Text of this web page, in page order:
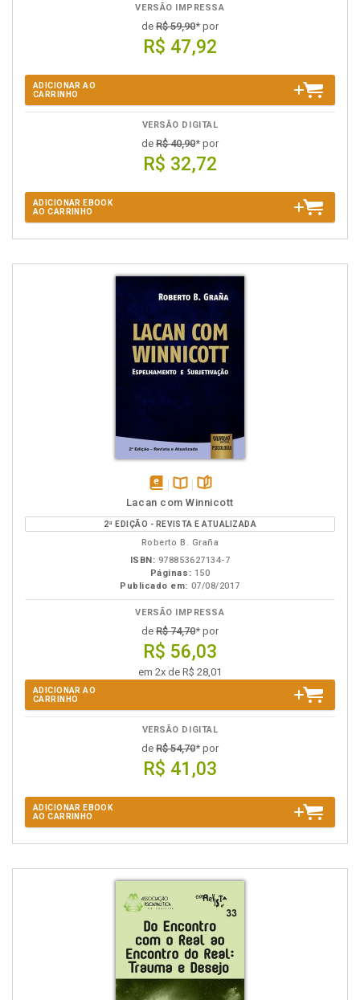
VERSÃO IMPRESSA
de R$ 59,90* por
R$ 47,92
ADICIONAR AO
CARRINHO
VERSÃO DIGITAL
de R$ 40,90* por
R$ 32,72
ADICIONAR EBOOK
AO CARRINHO
disponível
em
eBook
Disponível
na
B.V.
páginas
Lacan com Winnicott
2ª EDIÇÃO - REVISTA E ATUALIZADA
Roberto B. Graña
ISBN: 978853627134-7
Páginas: 150
Publicado em: 07/08/2017
VERSÃO IMPRESSA
de R$ 74,70* por
R$ 56,03
em 2x de R$ 28,01
ADICIONAR AO
CARRINHO
VERSÃO DIGITAL
de R$ 54,70* por
R$ 41,03
ADICIONAR EBOOK
AO CARRINHO